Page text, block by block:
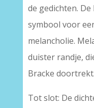
de gedichten.
symbool voor
melancholie.
duister randje,
Bracke doortrekt.
Tot slot: De